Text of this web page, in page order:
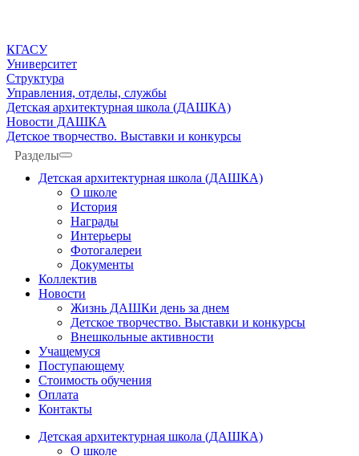
КГАСУ
Университет
Структура
Управления, отделы, службы
Детская архитектурная школа (ДАШКА)
Новости ДАШКА
Детское творчество. Выставки и конкурсы
Разделы
Детская архитектурная школа (ДАШКА)
О школе
История
Награды
Интерьеры
Фотогалереи
Документы
Коллектив
Новости
Жизнь ДАШКи день за днем
Детское творчество. Выставки и конкурсы
Внешкольные активности
Учащемуся
Поступающему
Стоимость обучения
Оплата
Контакты
Детская архитектурная школа (ДАШКА)
О школе